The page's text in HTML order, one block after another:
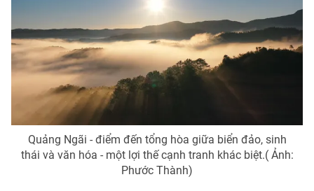
Quảng Ngãi - điểm đến tổng hòa giữa biển đảo, sinh
thái và văn hóa - một lợi thế cạnh tranh khác biệt.( Ảnh:
Phước Thành)